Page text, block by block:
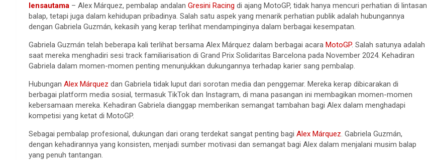
lensautama – Alex Márquez, pembalap andalan Gresini Racing di ajang MotoGP, tidak hanya mencuri perhatian di lintasan
balap, tetapi juga dalam kehidupan pribadinya. Salah satu aspek yang menarik perhatian publik adalah hubungannya
dengan Gabriela Guzmán, kekasih yang kerap terlihat mendampinginya dalam berbagai kesempatan.
Gabriela Guzmán telah beberapa kali terlihat bersama Alex Márquez dalam berbagai acara MotoGP. Salah satunya adalah
saat mereka menghadiri sesi track familiarisation di Grand Prix Solidaritas Barcelona pada November 2024. Kehadiran
Gabriela dalam momen-momen penting menunjukkan dukungannya terhadap karier sang pembalap.
Hubungan Alex Márquez dan Gabriela tidak luput dari sorotan media dan penggemar. Mereka kerap dibicarakan di
berbagai platform media sosial, termasuk TikTok dan Instagram, di mana pasangan ini membagikan momen-momen
kebersamaan mereka. Kehadiran Gabriela dianggap memberikan semangat tambahan bagi Alex dalam menghadapi
kompetisi yang ketat di MotoGP.
Sebagai pembalap profesional, dukungan dari orang terdekat sangat penting bagi Alex Márquez. Gabriela Guzmán,
dengan kehadirannya yang konsisten, menjadi sumber motivasi dan semangat bagi Alex dalam menjalani musim balap
yang penuh tantangan.